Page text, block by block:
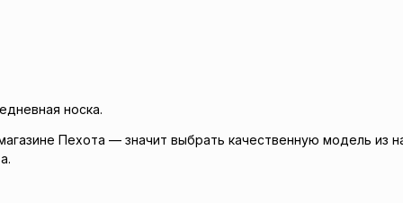
носка.
Пехота — значит выбрать качественную модель из